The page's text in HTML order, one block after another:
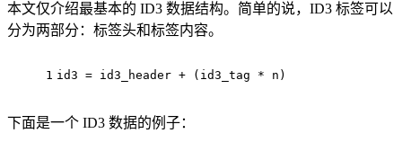
本文仅介绍最基本的 ID3 数据结构。简单的说，ID3 标签可以
分为两部分：标签头和标签内容。
1 id3 = id3_header + (id3_tag * n)
下面是一个 ID3 数据的例子：